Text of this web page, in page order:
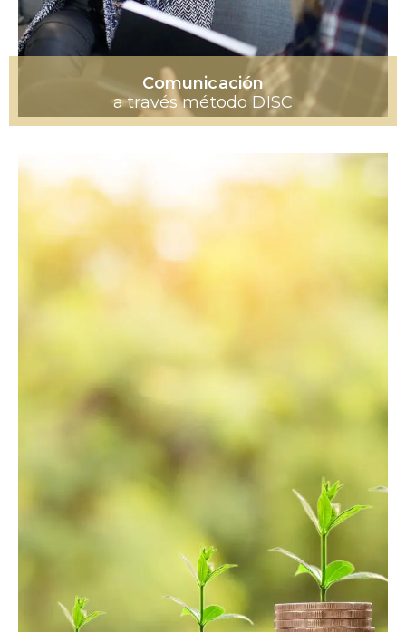
Comunicación
a través método DISC